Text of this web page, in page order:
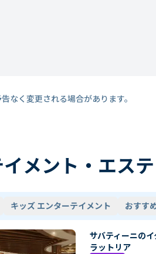
なく変更される場合があります。
メント・エステ
キッズ エンターテイメント おすす
サバティーニの
ラットリア